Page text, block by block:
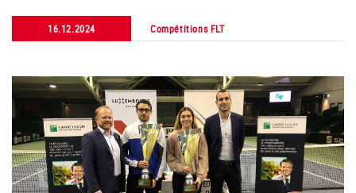
16.12.2024 Compétitions FLT